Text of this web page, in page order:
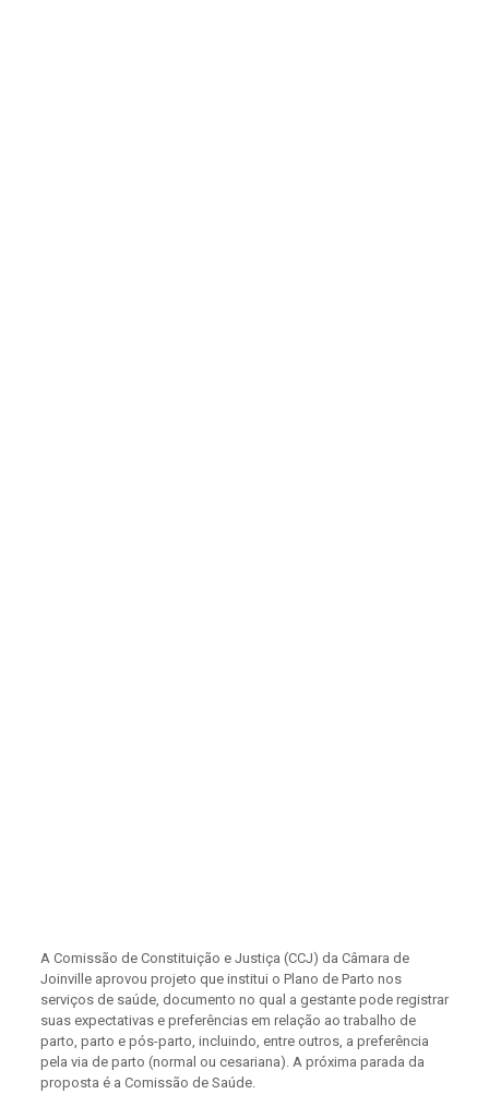
A Comissão de Constituição e Justiça (CCJ) da Câmara de
Joinville aprovou projeto que institui o Plano de Parto nos
serviços de saúde, documento no qual a gestante pode registrar
suas expectativas e preferências em relação ao trabalho de
parto, parto e pós-parto, incluindo, entre outros, a preferência
pela via de parto (normal ou cesariana). A próxima parada da
proposta é a Comissão de Saúde.